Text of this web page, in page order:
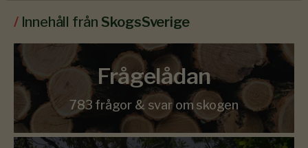
/ Innehåll från SkogsSverige
Frågelådan
783 frågor & svar om skogen